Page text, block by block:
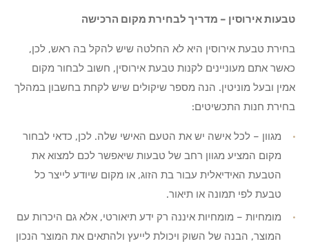
טבעות אירוסין – מדריך לבחירת מקום הרכישה
בחירת טבעת אירוסין היא לא החלטה שיש להקל בה ראש, לכן,
כאשר אתם מעוניינים לקנות טבעת אירוסין, חשוב לבחור מקום
אמין ובעל מוניטין. הנה מספר שיקולים שיש לקחת בחשבון במהלך
בחירת חנות התכשיטים:
מגוון – לכל אישה יש את הטעם האישי שלה. לכן, כדאי לבחור
מקום המציע מגוון רחב של טבעות שיאפשר לכם למצוא את
הטבעת האידיאלית עבור בת הזוג, או מקום שיודע לייצר כל
טבעת לפי תמונה או תיאור.
מומחיות – מומחיות איננה רק ידע תיאורטי, אלא גם היכרות עם
המוצר, הבנה של השוק ויכולת לייעץ ולהתאים את המוצר הנכון